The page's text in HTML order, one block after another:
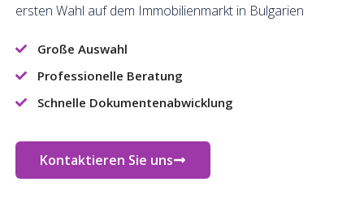
ersten Wahl auf dem Immobilienmarkt in Bulgarien
Große Auswahl
Professionelle Beratung
Schnelle Dokumentenabwicklung
Kontaktieren Sie uns